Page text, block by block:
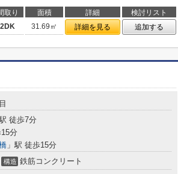
取り 面積 詳細
検討リスト
2DK 31.69㎡ 詳細を見る 追加する
徒歩7分
分
」駅 徒歩15分
構造 鉄筋コンクリート